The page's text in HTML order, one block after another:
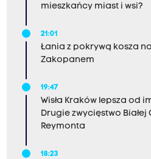
mieszkańcy miast i wsi?
21:01
Łania z pokrywą kosza
Zakopanem
19:47
Wisła Kraków lepsza od
Drugie zwycięstwo Białej
Reymonta
18:23